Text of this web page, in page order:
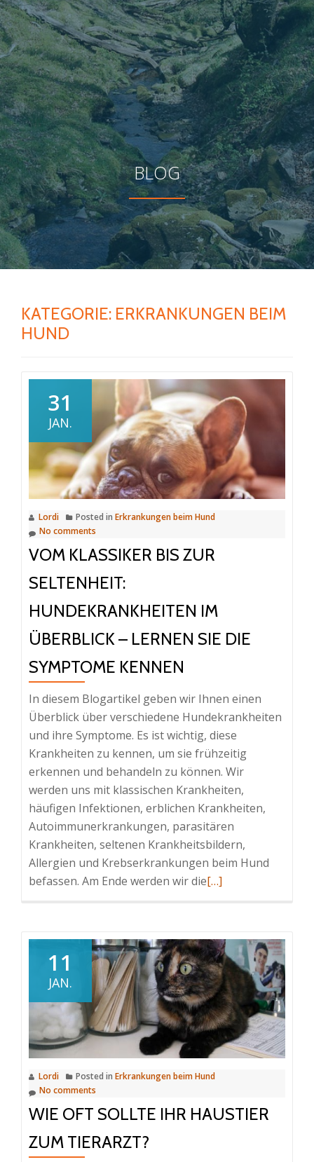
BLOG
KATEGORIE: ERKRANKUNGEN BEIM
HUND
31
JAN.
Lordi Posted in Erkrankungen beim Hund
No comments
VOM KLASSIKER BIS ZUR
SELTENHEIT:
HUNDEKRANKHEITEN IM
ÜBERBLICK – LERNEN SIE DIE
SYMPTOME KENNEN
In diesem Blogartikel geben wir Ihnen einen
Überblick über verschiedene Hundekrankheiten
und ihre Symptome. Es ist wichtig, diese
Krankheiten zu kennen, um sie frühzeitig
erkennen und behandeln zu können. Wir
werden uns mit klassischen Krankheiten,
häufigen Infektionen, erblichen Krankheiten,
Autoimmunerkrankungen, parasitären
Krankheiten, seltenen Krankheitsbildern,
Allergien und Krebserkrankungen beim Hund
befassen. Am Ende werden wir dieRead
Klassiker
bis
zur
Seltenheit:
Hundekrankheiten
im
Überblick
–
Sie
[…]
11
JAN.
Lordi Posted in Erkrankungen beim Hund
No comments
WIE OFT SOLLTE IHR HAUSTIER
ZUM TIERARZT?